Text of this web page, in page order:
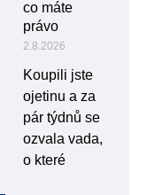
co máte
právo
2.8.2026
Koupili jste
ojetinu a za
pár týdnů se
ozvala vada,
o které